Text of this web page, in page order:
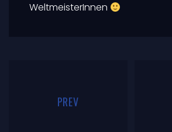
WeltmeisterInnen
PREV